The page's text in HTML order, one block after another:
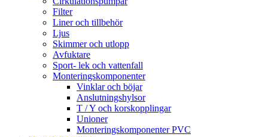
Filter
Liner och tillbehör
Ljus
Skimmer och utlopp
Avfuktare
Sport- lek och vattenfall
Monteringskomponenter
Vinklar och böjar
Anslutningshylsor
T / Y och korskopplingar
Unioner
Monteringskomponenter PVC